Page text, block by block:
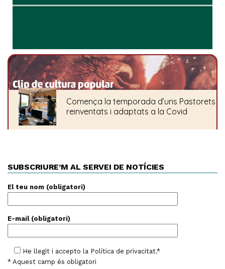
SUBSCRIURE’M AL SERVEI DE NOTÍCIES
El teu nom (obligatori)
E-mail (obligatori)
He llegit i accepto la Política de privacitat.*
* Aquest camp és obligatori